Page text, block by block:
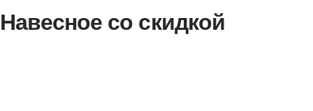
Навесное со скидкой